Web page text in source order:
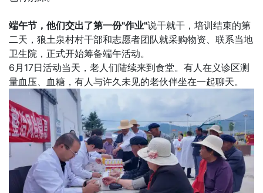
端午节，他们交出了第一份"作业"说干就干，培训结束的第
二天，狼土泉村村干部和志愿者团队就采购物资、联系当地
卫生院，正式开始筹备端午活动。
6月17日活动当天，老人们陆续来到食堂。有人在义诊区测
量血压、血糖，有人与许久未见的老伙伴坐在一起聊天。